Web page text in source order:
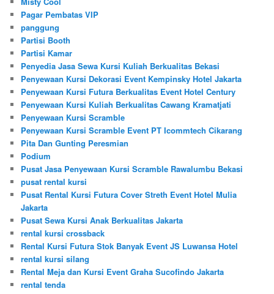
Pagar Pembatas VIP
panggung
Partisi Booth
Partisi Kamar
Penyedia Jasa Sewa Kursi Kuliah Berkualitas Bekasi
Penyewaan Kursi Dekorasi Event Kempinsky Hotel Jakarta
Penyewaan Kursi Futura Berkualitas Event Hotel Century
Penyewaan Kursi Kuliah Berkualitas Cawang Kramatjati
Penyewaan Kursi Scramble
Penyewaan Kursi Scramble Event PT Icommtech Cikarang
Pita Dan Gunting Peresmian
Podium
Pusat Jasa Penyewaan Kursi Scramble Rawalumbu Bekasi
pusat rental kursi
Pusat Rental Kursi Futura Cover Streth Event Hotel Mulia
Jakarta
Pusat Sewa Kursi Anak Berkualitas Jakarta
rental kursi crossback
Rental Kursi Futura Stok Banyak Event JS Luwansa Hotel
rental kursi silang
Rental Meja dan Kursi Event Graha Sucofindo Jakarta
rental tenda